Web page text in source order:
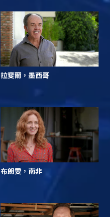
拉斐爾，墨西哥
布朗雯，南非